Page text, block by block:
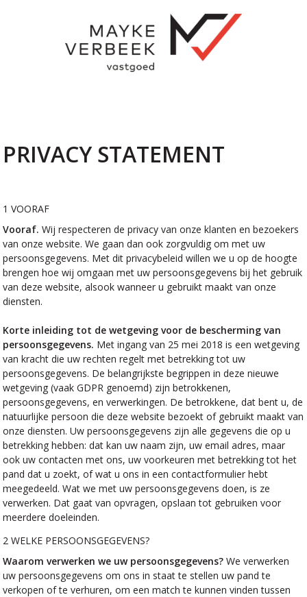
PRIVACY STATEMENT
1 VOORAF
Vooraf. Wij respecteren de privacy van onze klanten en bezoekers
van onze website. We gaan dan ook zorgvuldig om met uw
persoonsgegevens. Met dit privacybeleid willen we u op de hoogte
brengen hoe wij omgaan met uw persoonsgegevens bij het gebruik
van deze website, alsook wanneer u gebruikt maakt van onze
diensten.
Korte inleiding tot de wetgeving voor de bescherming van
persoonsgegevens. Met ingang van 25 mei 2018 is een wetgeving
van kracht die uw rechten regelt met betrekking tot uw
persoonsgegevens. De belangrijkste begrippen in deze nieuwe
wetgeving (vaak GDPR genoemd) zijn betrokkenen,
persoonsgegevens, en verwerkingen. De betrokkene, dat bent u, de
natuurlijke persoon die deze website bezoekt of gebruikt maakt van
onze diensten. Uw persoonsgegevens zijn alle gegevens die op u
betrekking hebben: dat kan uw naam zijn, uw email adres, maar
ook uw contacten met ons, uw voorkeuren met betrekking tot het
pand dat u zoekt, of wat u ons in een contactformulier hebt
meegedeeld. Wat we met uw persoonsgegevens doen, is ze
verwerken. Dat gaat van opvragen, opslaan tot gebruiken voor
meerdere doeleinden.
2 WELKE PERSOONSGEGEVENS?
Waarom verwerken we uw persoonsgegevens? We verwerken
uw persoonsgegevens om ons in staat te stellen uw pand te
verkopen of te verhuren, om een match te kunnen vinden tussen